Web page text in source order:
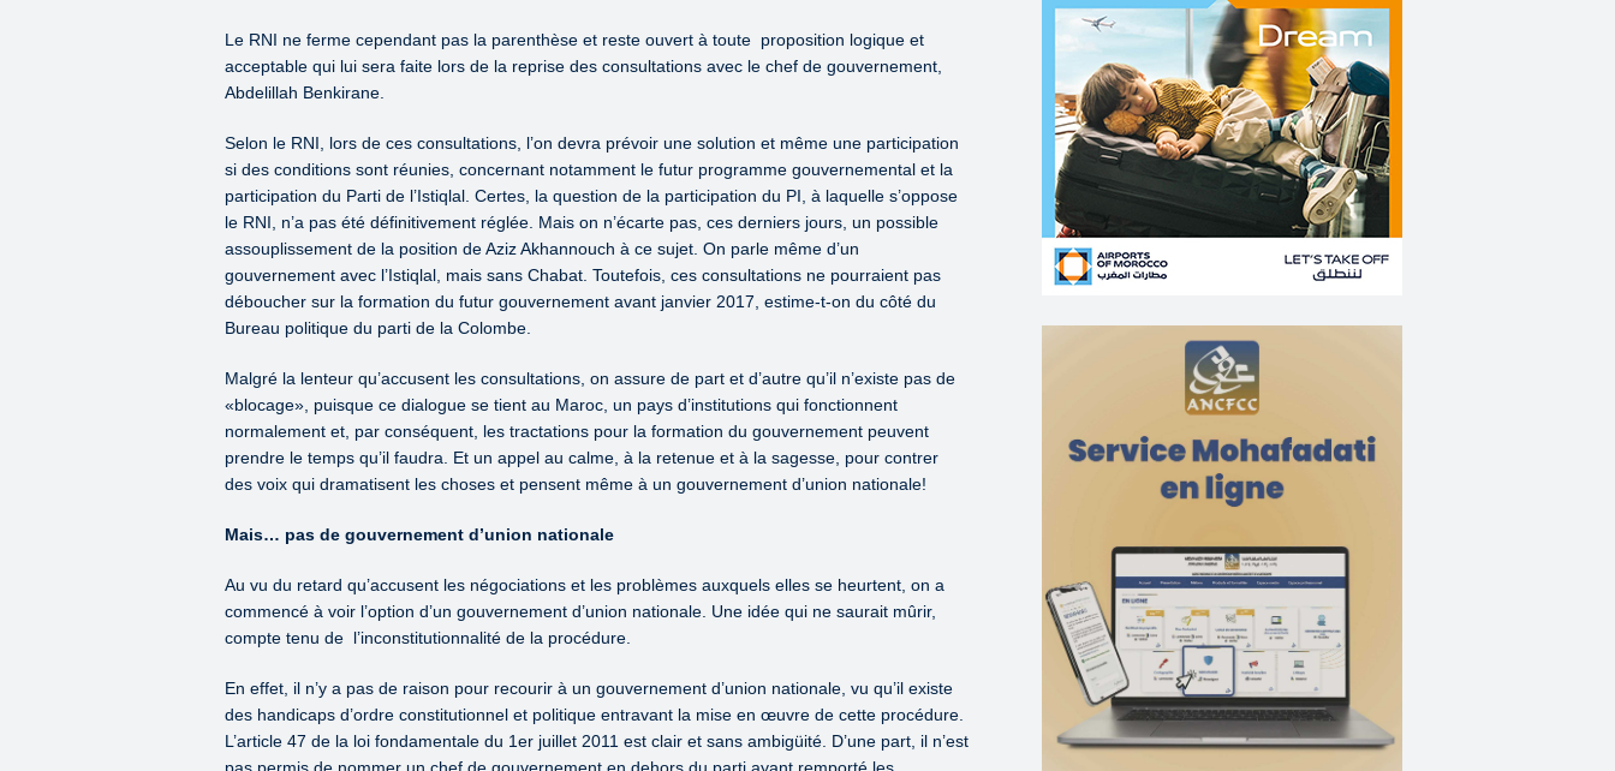
Le RNI ne ferme cependant pas la parenthèse et reste ouvert à toute proposition logique et
acceptable qui lui sera faite lors de la reprise des consultations avec le chef de gouvernement,
Abdelillah Benkirane.
Selon le RNI, lors de ces consultations, l’on devra prévoir une solution et même une participation
si des conditions sont réunies, concernant notamment le futur programme gouvernemental et la
participation du Parti de l’Istiqlal. Certes, la question de la participation du PI, à laquelle s’oppose
le RNI, n’a pas été définitivement réglée. Mais on n’écarte pas, ces derniers jours, un possible
assouplissement de la position de Aziz Akhannouch à ce sujet. On parle même d’un
gouvernement avec l’Istiqlal, mais sans Chabat. Toutefois, ces consultations ne pourraient pas
déboucher sur la formation du futur gouvernement avant janvier 2017, estime-t-on du côté du
Bureau politique du parti de la Colombe.
Malgré la lenteur qu’accusent les consultations, on assure de part et d’autre qu’il n’existe pas de
«blocage», puisque ce dialogue se tient au Maroc, un pays d’institutions qui fonctionnent
normalement et, par conséquent, les tractations pour la formation du gouvernement peuvent
prendre le temps qu’il faudra. Et un appel au calme, à la retenue et à la sagesse, pour contrer
des voix qui dramatisent les choses et pensent même à un gouvernement d’union nationale!
Mais… pas de gouvernement d’union nationale
Au vu du retard qu’accusent les négociations et les problèmes auxquels elles se heurtent, on a
commencé à voir l’option d’un gouvernement d’union nationale. Une idée qui ne saurait mûrir,
compte tenu de l’inconstitutionnalité de la procédure.
En effet, il n’y a pas de raison pour recourir à un gouvernement d’union nationale, vu qu’il existe
des handicaps d’ordre constitutionnel et politique entravant la mise en œuvre de cette procédure.
L’article 47 de la loi fondamentale du 1er juillet 2011 est clair et sans ambigüité. D’une part, il n’est
pas permis de nommer un chef de gouvernement en dehors du parti ayant remporté les